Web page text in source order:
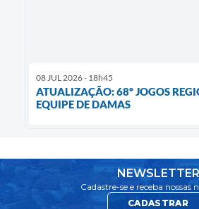
08 JUL 2026 - 18h45
ATUALIZAÇÃO: 68º JOGOS
EQUIPE DE DAMAS
NEWSLETTER
Cadastre-se e receba nossas
CADASTRAR